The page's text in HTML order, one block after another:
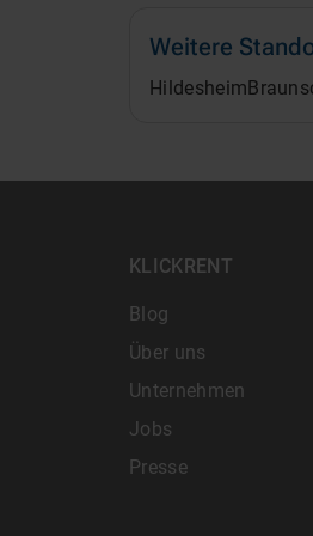
Weitere
Hildesheim
KLICKRENT
Blog
Über uns
Unternehmen
Jobs
Presse